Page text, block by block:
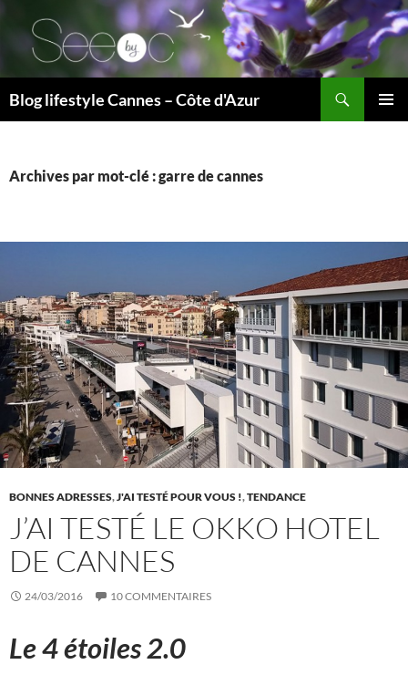
Blog lifestyle Cannes – Côte d'Azur
Archives par mot-clé : garre de cannes
BONNES ADRESSES,J'AI TESTÉ POUR VOUS !,TENDANCE
J’AI TESTÉ LE OKKO HOTEL
DE CANNES
24/03/2016 10 COMMENTAIRES
Le 4 étoiles 2.0